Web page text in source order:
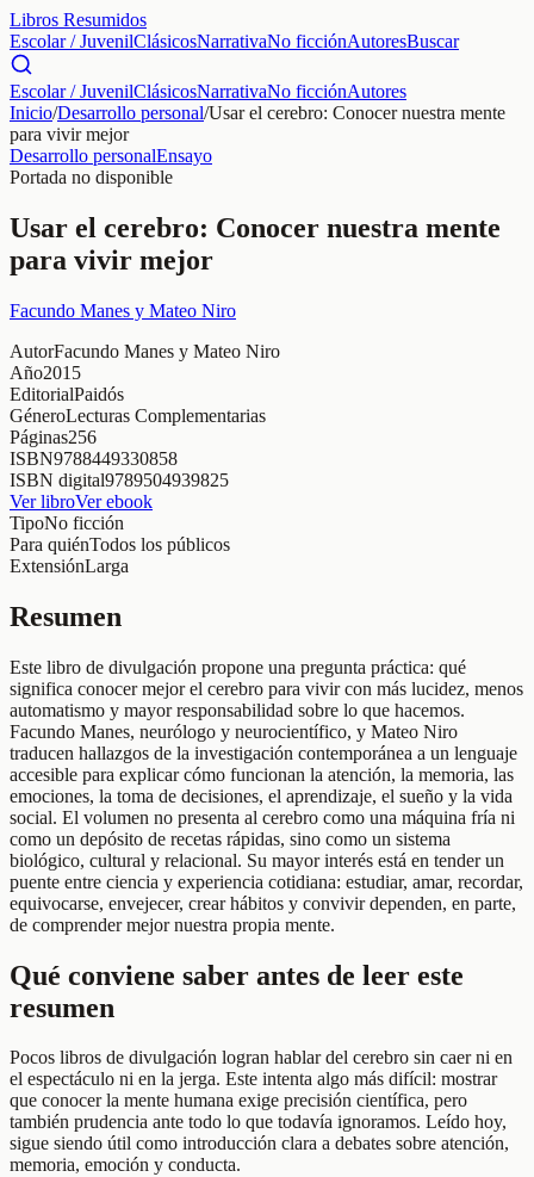
Libros Resumidos
Escolar / JuvenilClásicosNarrativaNo ficciónAutoresBuscar
Escolar / JuvenilClásicosNarrativaNo ficciónAutores
Inicio/Desarrollo personal/Usar el cerebro: Conocer nuestra mente
para vivir mejor
Desarrollo personalEnsayo
Portada no disponible
Usar el cerebro: Conocer nuestra mente
para vivir mejor
Facundo Manes y Mateo Niro
AutorFacundo Manes y Mateo Niro
Año2015
EditorialPaidós
GéneroLecturas Complementarias
Páginas256
ISBN9788449330858
ISBN digital9789504939825
Ver libroVer ebook
TipoNo ficción
Para quiénTodos los públicos
ExtensiónLarga
Resumen
Este libro de divulgación propone una pregunta práctica: qué
significa conocer mejor el cerebro para vivir con más lucidez, menos
automatismo y mayor responsabilidad sobre lo que hacemos.
Facundo Manes, neurólogo y neurocientífico, y Mateo Niro
traducen hallazgos de la investigación contemporánea a un lenguaje
accesible para explicar cómo funcionan la atención, la memoria, las
emociones, la toma de decisiones, el aprendizaje, el sueño y la vida
social. El volumen no presenta al cerebro como una máquina fría ni
como un depósito de recetas rápidas, sino como un sistema
biológico, cultural y relacional. Su mayor interés está en tender un
puente entre ciencia y experiencia cotidiana: estudiar, amar, recordar,
equivocarse, envejecer, crear hábitos y convivir dependen, en parte,
de comprender mejor nuestra propia mente.
Qué conviene saber antes de leer este
resumen
Pocos libros de divulgación logran hablar del cerebro sin caer ni en
el espectáculo ni en la jerga. Este intenta algo más difícil: mostrar
que conocer la mente humana exige precisión científica, pero
también prudencia ante todo lo que todavía ignoramos. Leído hoy,
sigue siendo útil como introducción clara a debates sobre atención,
memoria, emoción y conducta.